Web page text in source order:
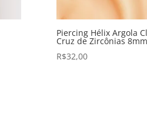
Piercing Hélix Argola
Cruz de Zircônias 8mm
R$32,00